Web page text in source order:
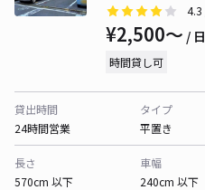
4.3
¥2,500〜 / 日
時間貸し可
貸出時間
24時間営業
タイプ
平置き
長さ
570cm 以下
車幅
240cm 以下